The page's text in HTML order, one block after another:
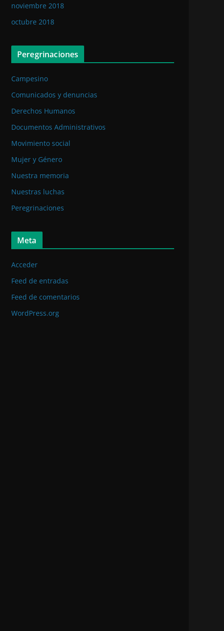
noviembre 2018
octubre 2018
Peregrinaciones
Campesino
Comunicados y denuncias
Derechos Humanos
Documentos Administrativos
Movimiento social
Mujer y Género
Nuestra memoria
Nuestras luchas
Peregrinaciones
Meta
Acceder
Feed de entradas
Feed de comentarios
WordPress.org